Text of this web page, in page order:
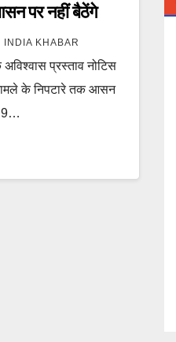
पर नहीं बैठेंगे
INDIA KHABAR
प्रस्ताव नोटिस
के निपटारे तक आसन
9…